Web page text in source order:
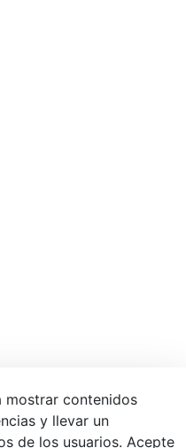
Donostia / San Sebastián
mostrar contenidos
y llevar un
de los usuarios. Acepte